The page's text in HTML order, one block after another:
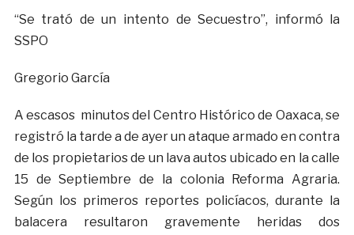
“Se trató de un intento de Secuestro”, informó la
SSPO
Gregorio García
A escasos minutos del Centro Histórico de Oaxaca, se
registró la tarde a de ayer un ataque armado en contra
de los propietarios de un lava autos ubicado en la calle
15 de Septiembre de la colonia Reforma Agraria.
Según los primeros reportes policíacos, durante la
balacera resultaron gravemente heridas dos